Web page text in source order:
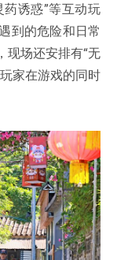
药诱惑”等互动玩
到的危险和日常
现场还安排有“无
家在游戏的同时